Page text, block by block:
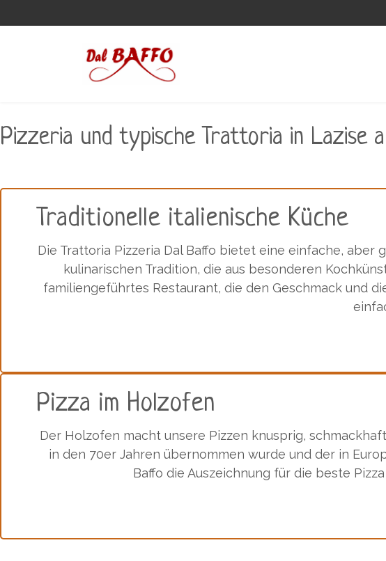
Pizzeria und typische Trattoria in Lazise
Traditionelle italienische Küche
Die Trattoria Pizzeria Dal Baffo bietet eine einfache,
kulinarischen Tradition, die aus besonderen
familiengeführtes Restaurant, die den Geschmack und
Pizza im Holzofen
Der Holzofen macht unsere Pizzen knusprig,
in den 70er Jahren übernommen wurde und der in
Baffo die Auszeichnung für die beste